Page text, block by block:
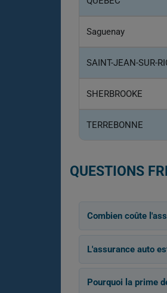
Saguenay
SAINT-JEAN-SUR-
SHERBROOKE
TERREBONNE
QUESTIONS
Combien coûte
L'assurance auto
Pourquoi la prime